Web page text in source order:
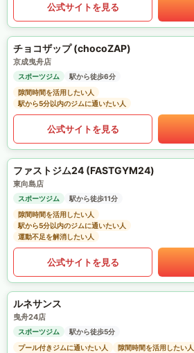
公式サイトを見る
チョコザップ (chocoZAP)
京成曳舟店
スポーツジム
駅から徒歩6分
隙間時間を活用したい人
駅から5分以内のジムに通いたい人
公式サイトを見る
ファストジム24 (FASTGYM24)
東向島店
スポーツジム
駅から徒歩11分
隙間時間を活用したい人
駅から5分以内のジムに通いたい人
運動不足を解消したい人
公式サイトを見る
ルネサンス
曳舟24店
スポーツジム
駅から徒歩5分
プール付きジムに通いたい人
隙間時間を活用したい人